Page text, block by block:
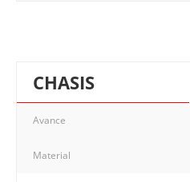
CHASIS
Avance
Material